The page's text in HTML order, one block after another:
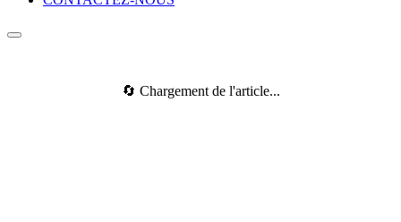
🔄 Chargement de l'article...